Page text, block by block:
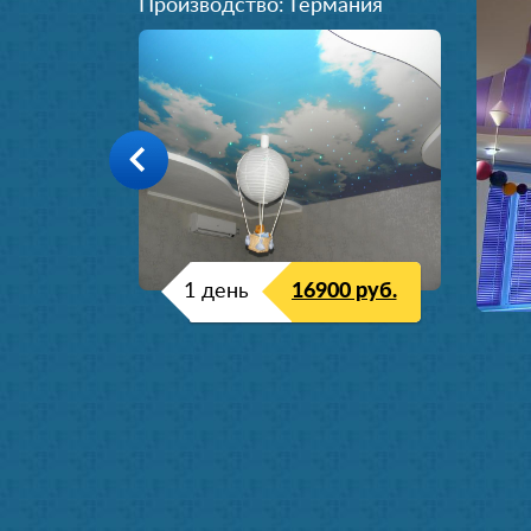
Производство: Германия
1 день 16900 руб.